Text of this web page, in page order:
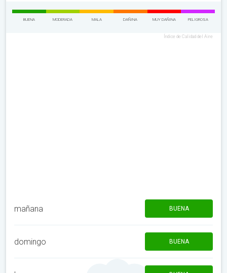
BUENA MODERADA MALA DAÑINA MUY DAÑINA PELIGROSA
Índice de Calidad del Aire
mañana BUENA
domingo BUENA